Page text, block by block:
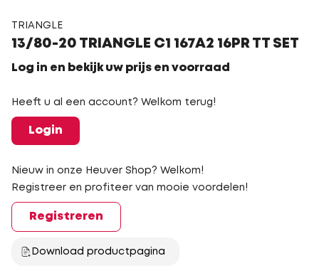
TRIANGLE
13/80-20 TRIANGLE C1 167A2 16PR TT SET
Log in en bekijk uw prijs en voorraad
Heeft u al een account? Welkom terug!
Login
Nieuw in onze Heuver Shop? Welkom!
Registreer en profiteer van mooie voordelen!
Registreren
Download productpagina